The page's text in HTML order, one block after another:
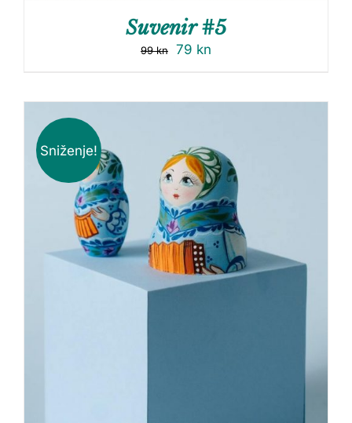
Suvenir #5
99kn 79 kn
Sniženje!